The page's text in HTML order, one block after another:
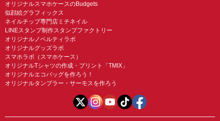
オリジナルスマホケースのBudgets
似顔絵グラフィックス
ネイルチップ専門店ミチネイル
LINEスタンプ制作スタンプファクトリー
オリジナルノベルティラボ
オリジナルグッズラボ
スマホラボ（スマホケース）
オリジナルTシャツの作成・プリント「TMIX」
オリジナルエコバッグを作ろう！
オリジナルタンブラー・サーモスを作ろう